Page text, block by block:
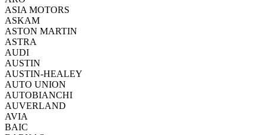
ASIA MOTORS
ASKAM
ASTON MARTIN
ASTRA
AUDI
AUSTIN
AUSTIN-HEALEY
AUTO UNION
AUTOBIANCHI
AUVERLAND
AVIA
BAIC